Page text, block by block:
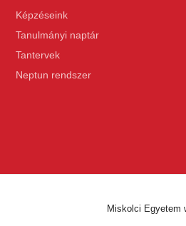
Képzéseink
Tanulmányi naptár
Tantervek
Neptun rendszer
Miskolci Egyetem